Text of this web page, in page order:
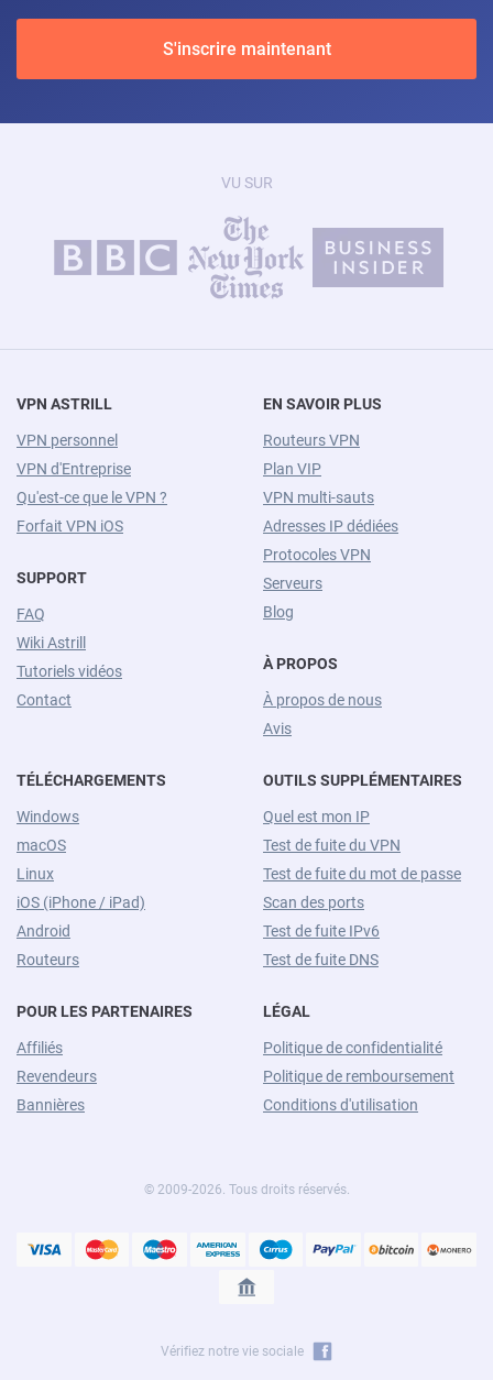
S'inscrire maintenant
VU SUR
VPN ASTRILL
VPN personnel
VPN d'Entreprise
Qu'est-ce que le VPN ?
Forfait VPN iOS
SUPPORT
FAQ
Wiki Astrill
Tutoriels vidéos
Contact
EN SAVOIR PLUS
Routeurs VPN
Plan VIP
VPN multi-sauts
Adresses IP dédiées
Protocoles VPN
Serveurs
Blog
À PROPOS
À propos de nous
Avis
TÉLÉCHARGEMENTS
Windows
macOS
Linux
iOS (iPhone / iPad)
Android
Routeurs
POUR LES PARTENAIRES
Affiliés
Revendeurs
Bannières
OUTILS SUPPLÉMENTAIRES
Quel est mon IP
Test de fuite du VPN
Test de fuite du mot de passe
Scan des ports
Test de fuite IPv6
Test de fuite DNS
LÉGAL
Politique de confidentialité
Politique de remboursement
Conditions d'utilisation
© 2009-2026. Tous droits réservés.
Vérifiez notre vie sociale